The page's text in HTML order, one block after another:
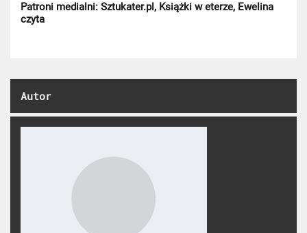
Patroni medialni: Sztukater.pl, Książki w eterze, Ewelina
czyta
Autor